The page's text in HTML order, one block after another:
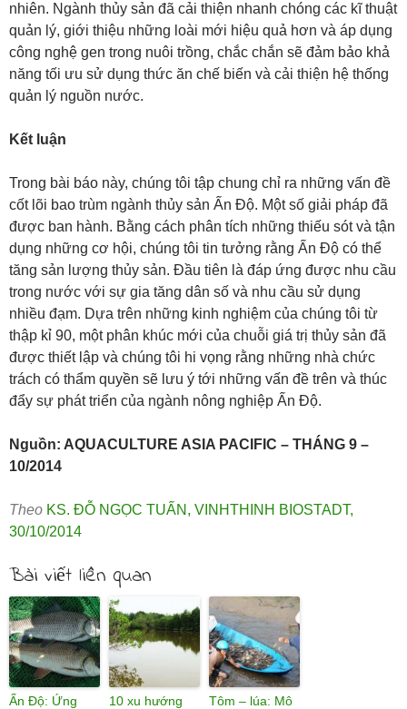
nhiên. Ngành thủy sản đã cải thiện nhanh chóng các kĩ thuật
quản lý, giới thiệu những loài mới hiệu quả hơn và áp dụng
công nghệ gen trong nuôi trồng, chắc chắn sẽ đảm bảo khả
năng tối ưu sử dụng thức ăn chế biến và cải thiện hệ thống
quản lý nguồn nước.
Kết luận
Trong bài báo này, chúng tôi tập chung chỉ ra những vấn đề
cốt lõi bao trùm ngành thủy sản Ấn Độ. Một số giải pháp đã
được ban hành. Bằng cách phân tích những thiếu sót và tận
dụng những cơ hội, chúng tôi tin tưởng rằng Ấn Độ có thể
tăng sản lượng thủy sản. Đầu tiên là đáp ứng được nhu cầu
trong nước với sự gia tăng dân số và nhu cầu sử dụng
nhiều đạm. Dựa trên những kinh nghiệm của chúng tôi từ
thập kỉ 90, một phân khúc mới của chuỗi giá trị thủy sản đã
được thiết lập và chúng tôi hi vọng rằng những nhà chức
trách có thẩm quyền sẽ lưu ý tới những vấn đề trên và thúc
đẩy sự phát triển của ngành nông nghiệp Ấn Độ.
Nguồn: AQUACULTURE ASIA PACIFIC – THÁNG 9 –
10/2014
Theo KS. ĐỖ NGỌC TUẤN , VINHTHINH BIOSTADT,
30/10/2014
Bài viết liên quan
Ấn Độ: Ứng
10 xu hướng
Tôm – lúa: Mô